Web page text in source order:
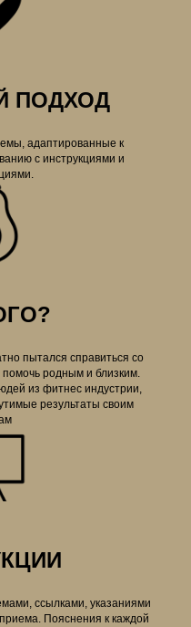
ПОДХОД
адаптированные к
с инструкциями и
пытался справиться со
родным и близким.
из фитнес индустрии,
результаты своим
ссылками, указаниями
Пояснения к каждой